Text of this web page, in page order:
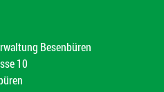
Besenbüren
10